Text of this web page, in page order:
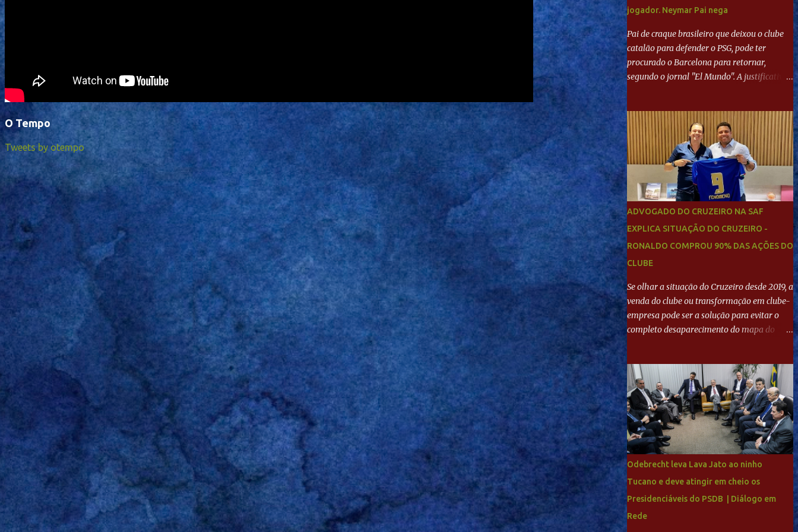
O Tempo
Tweets by otempo
jogador. Neymar Pai nega
Pai de craque brasileiro que deixou o clube
catalão para defender o PSG, pode ter
procurado o Barcelona para retornar,
segundo o jornal "El Mundo". A justificativa
"Mundo Deportivo", o empresário, Neymar
Pai, negou NEYMAR NO BARCELONA?
Jornais internacional divulgam interesse do
jogador. Neymar Pai nega
ADVOGADO DO CRUZEIRO NA SAF
EXPLICA SITUAÇÃO DO CRUZEIRO -
RONALDO COMPROU 90% DAS AÇÕES DO
CLUBE
Se olhar a situação do Cruzeiro desde 2019, a
venda do clube ou transformação em clube-
empresa pode ser a solução para evitar o
completo desaparecimento do mapa do
de milhões agora seja mercantil. Segundo
apuração da Itatiaia, Fenômeno comprou
90% das ações por R$ 400 milhões. Aporte
feito imediatamente para pagamento de
dívidas emergenciais e investimentos no
departamento de futebol. O projeto
apresentado para a recuperação do
Ronaldo sendo solidário à dívida de R$ 1
bilhão a partir de agora, mais o peso que o
ex-atacante tem no mundo do futebol, além
Odebrecht leva Lava Jato ao ninho
Tucano e deve atingir em cheio os
Presidenciáveis do PSDB | Diálogo em
Rede